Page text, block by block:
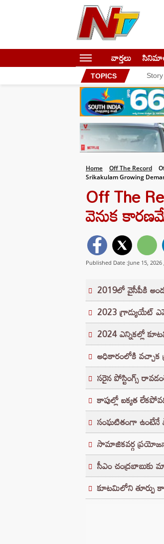
వార్తలు
TOPICS
Home Off The Record
Srikakulam Growing
Off The
వెనుక
Published Date :June 15, 2026 ,
2019లో వైసీపీకి
2023 గ్రాడ్యుయేట్‌
2024 ఎన్నికల్లో
అధికారంలోకి వచ్చాక
సరైన పోస్టింగ్స్‌
కాపుల్లో ఐక్యత
సంఘటితంగా ఉంటేనే
సామాజికవర్గ
సీఎం చంద్రబాబుకు మా
కూటమిలోని తూర్పు